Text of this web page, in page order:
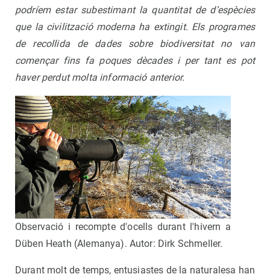
podríem estar subestimant la quantitat de d’espècies
que la civilització moderna ha extingit. Els programes
de recollida de dades sobre biodiversitat no van
començar fins fa poques dècades i per tant es pot
haver perdut molta informació anterior.
Observació i recompte d'ocells durant l'hivern a
Düben Heath (Alemanya). Autor: Dirk Schmeller.
Durant molt de temps, entusiastes de la naturalesa han